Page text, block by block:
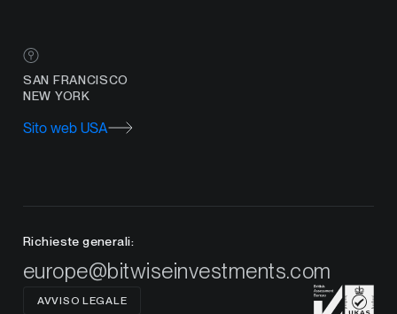
SAN FRANCISCO
NEW YORK
Sito web USA
Richieste generali:
europe@bitwiseinvestments.com
AVVISO LEGALE